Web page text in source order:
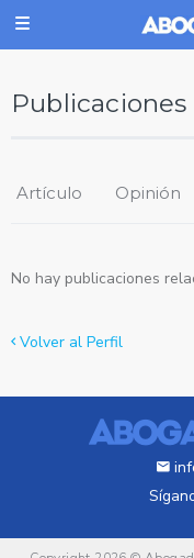
Publicaciones
Artículo Opinión
No hay publicaciones
Volver al Perfil